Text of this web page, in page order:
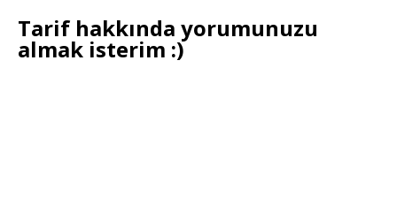
Tarif hakkında yorumunuzu
almak isterim :)